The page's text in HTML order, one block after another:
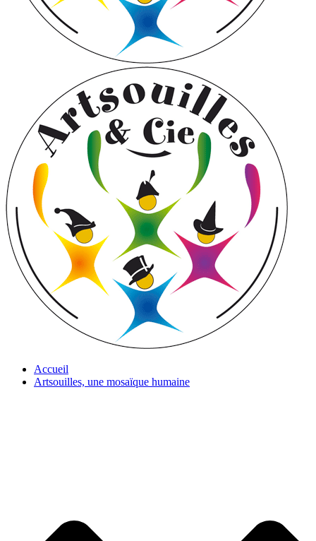
Accueil
Artsouilles, une mosaïque humaine